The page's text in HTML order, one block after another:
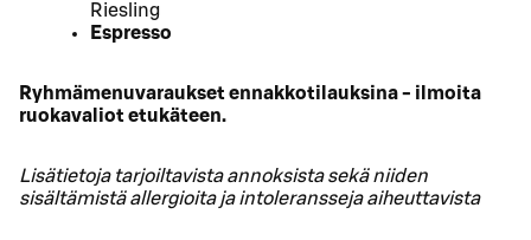
Riesling
Espresso
Ryhmämenuvaraukset ennakkotilauksina - ilmoita
ruokavaliot etukäteen.
Lisätietoja tarjoiltavista annoksista sekä niiden
sisältämistä allergioita ja intoleransseja aiheuttavista